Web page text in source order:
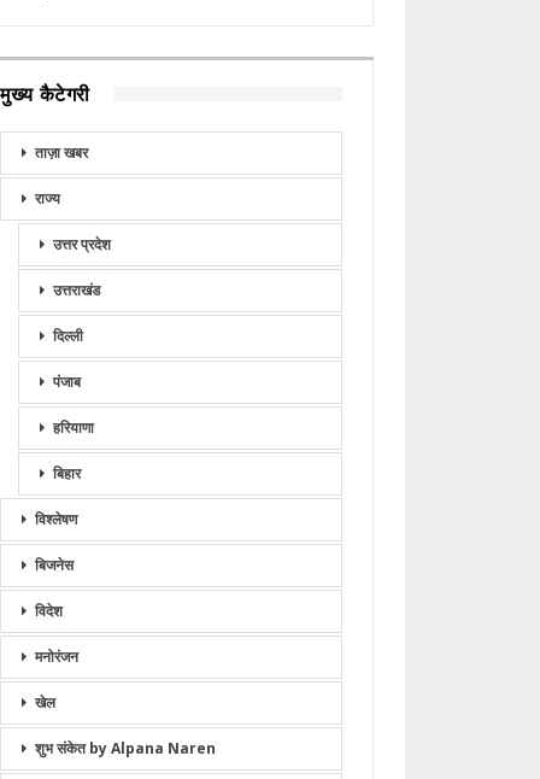
मुख्य कैटेगरी
ताज़ा खबर
राज्य
उत्तर प्रदेश
उत्तराखंड
दिल्ली
पंजाब
हरियाणा
बिहार
विश्लेषण
बिजनेस
विदेश
मनोरंजन
खेल
शुभ संकेत by Alpana Naren